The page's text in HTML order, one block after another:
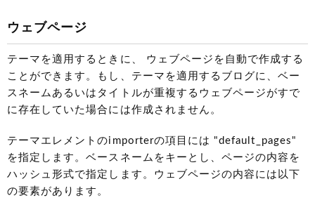
ウェブページ
テーマを適用するときに、 ウェブページを自動で作成する
ことができます。もし、テーマを適用するブログに、ベー
スネームあるいはタイトルが重複するウェブページがすで
に存在していた場合には作成されません。
テーマエレメントのimporterの項目には "default_pages"
を指定します。ベースネームをキーとし、ページの内容を
ハッシュ形式で指定します。ウェブページの内容には以下
の要素があります。